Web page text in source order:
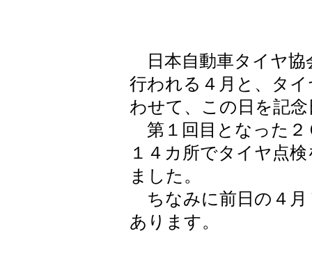
日本自動車タイヤ協
行われる４月と、タ
わせて、この日を記
第１回目となった２
１４カ所でタイヤ点
ました。
ちなみに前日の４月
あります。